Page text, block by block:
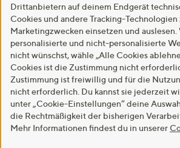
Drittanbietern auf deinem Endgerät
Cookies und andere Tracking-Technologien
Marketingzwecken einsetzen und
personalisierte und nicht-personalisierte
nicht wünschst, wähle „Alle Cookies
Cookies ist die Zustimmung nicht
Zustimmung ist freiwillig und für die
nicht erforderlich. Du kannst sie jederzeit
unter „Cookie-Einstellungen“ deine
die Rechtmäßigkeit der bisherigen
Mehr Informationen findest du in unserer